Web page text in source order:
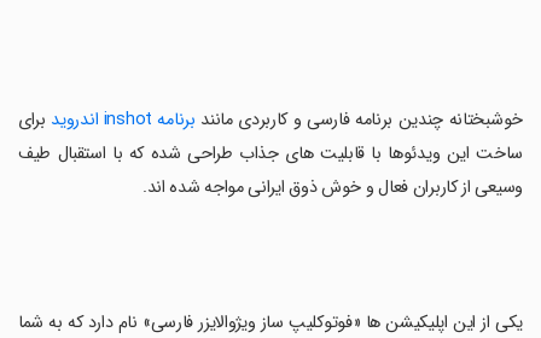
خوشبختانه چندین برنامه فارسی و کاربردی مانند برنامه inshot اندروید
برای
ساخت این ویدئوها با قابلیت های جذاب طراحی شده که با استقبال طیف
وسیعی از کاربران فعال و خوش ذوق ایرانی مواجه شده اند.
یکی از این اپلیکیشن ها «فوتوکلیپ ساز ویژوالایزر فارسی» نام دارد که به شما